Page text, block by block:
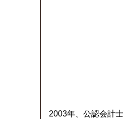
2003年、公認会計